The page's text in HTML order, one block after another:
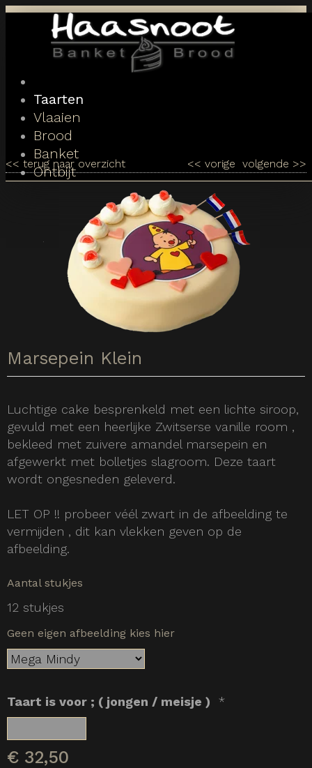
Toggle
navigation
Taarten
Vlaaien
Brood
Banket
Ontbijt
<< terug naar overzicht volgende >>
<< vorige
Marsepein Klein
Luchtige cake besprenkeld met een lichte siroop,
gevuld met een heerlijke Zwitserse vanille room ,
bekleed met zuivere amandel marsepein en
afgewerkt met bolletjes slagroom. Deze taart
wordt ongesneden geleverd.
LET OP !! probeer véél zwart in de afbeelding te
vermijden , dit kan vlekken geven op de
afbeelding.
Aantal stukjes
12 stukjes
Geen eigen afbeelding kies hier
Taart is voor ; ( jongen / meisje ) *
€ 32,50